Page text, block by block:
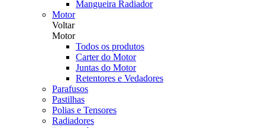
Mangueira Radiador
Motor
Voltar
Motor
Todos os produtos
Carter do Motor
Juntas do Motor
Retentores e Vedadores
Parafusos
Pastilhas
Polias e Tensores
Radiadores